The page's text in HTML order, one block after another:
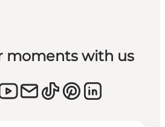
moments with us